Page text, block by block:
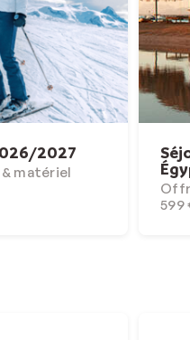
2027
matériel
599